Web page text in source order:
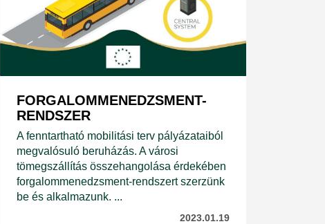
FORGALOMMENEDZSMENT-
RENDSZER
A fenntartható mobilitási terv pályázataiból
megvalósuló beruházás. A városi
tömegszállítás összehangolása érdekében
forgalommenedzsment-rendszert szerzünk
be és alkalmazunk. ...
2023.01.19